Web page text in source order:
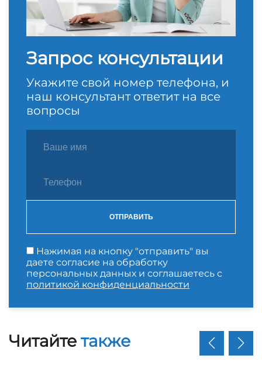
Запрос консультации
Укажите свой номер телефона, и
наш консультант ответит на все
вопросы
ОТПРАВИТЬ
Нажимая на кнопку "отправить" вы
даете согласие на обработку
персональных данных и соглашаетесь с
политикой конфиденциальности
Читайте также